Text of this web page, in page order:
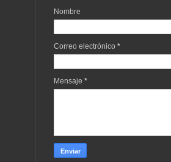
Nombre
Correo electrónico *
Mensaje *